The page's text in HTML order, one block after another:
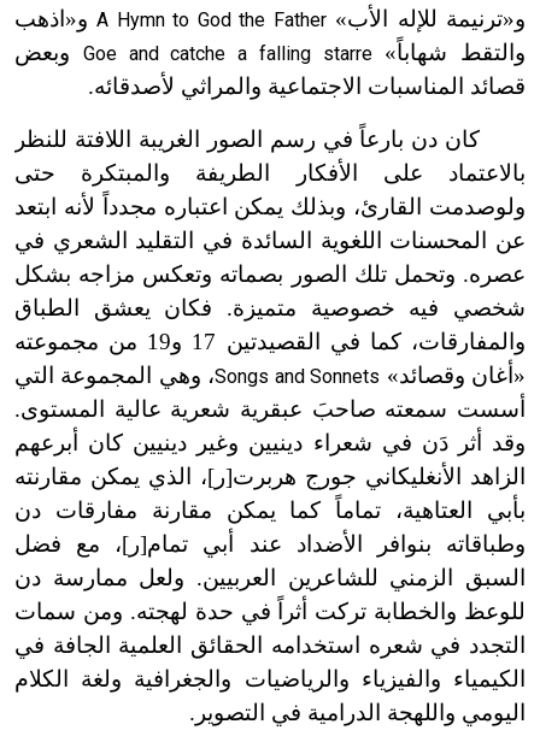
و«ترنيمة للإله الأب»A Hymn to God the Fatherو«اذهب
والتقط شهاباً»Goe and catche a falling starre وبعض
قصائد المناسبات الاجتماعية والمراثي لأصدقائه.
كان دن بارعاً في رسم الصور الغريبة اللافتة للنظر
بالاعتماد على الأفكار الطريفة والمبتكرة حتى
ولوصدمت القارئ، وبذلك يمكن اعتباره مجدداً لأنه ابتعد
عن المحسنات اللغوية السائدة في التقليد الشعري في
عصره. وتحمل تلك الصور بصماته وتعكس مزاجه بشكل
شخصي فيه خصوصية متميزة. فكان يعشق الطباق
والمفارقات، كما في القصيدتين 17 و19 من مجموعته
«أغان وقصائد» Songs and Sonnets، وهي المجموعة التي
أسست سمعته صاحبَ عبقرية شعرية عالية المستوى.
وقد أثر دَن في شعراء دينيين وغير دينيين كان أبرعهم
الزاهد الأنغليكاني جورج هربرت[ر]، الذي يمكن مقارنته
بأبي العتاهية، تماماً كما يمكن مقارنة مفارقات دن
وطباقاته بنوافر الأضداد عند أبي تمام[ر]، مع فضل
السبق الزمني للشاعرين العربيين. ولعل ممارسة دن
للوعظ والخطابة تركت أثراً في حدة لهجته. ومن سمات
التجدد في شعره استخدامه الحقائق العلمية الجافة في
الكيمياء والفيزياء والرياضيات والجغرافية ولغة الكلام
اليومي واللهجة الدرامية في التصوير.